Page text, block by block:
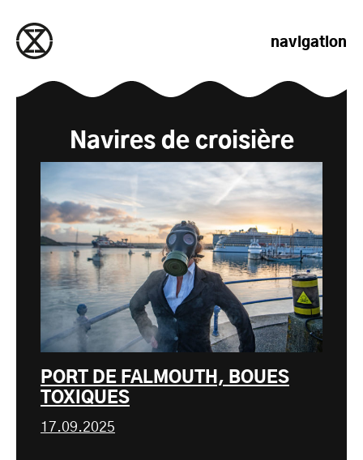
navigation
Navires de croisière
PORT DE FALMOUTH, BOUES
TOXIQUES
17.09.2025